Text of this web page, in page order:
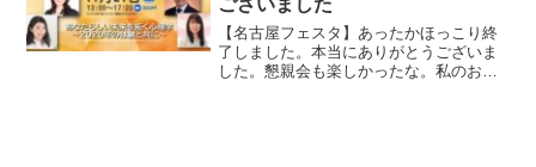
【名古屋フェスタ】あったかほっこり終
了しました。本当にありがとうございま
した。懇親会も楽しかったな。私のおつ